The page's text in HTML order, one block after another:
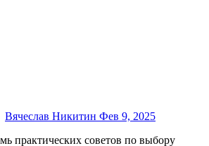
Вячеслав Никитин Фев 9, 2025